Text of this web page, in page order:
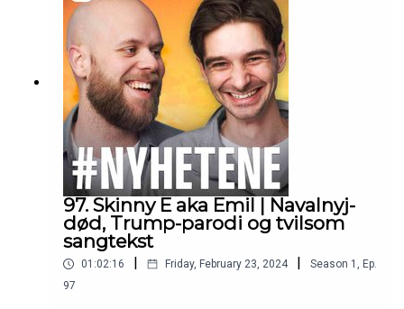
97. Skinny E aka Emil | Navalnyj-
død, Trump-parodi og tvilsom
sangtekst
01:02:16 | Friday, February 23, 2024 | Season 1 , Ep.
97